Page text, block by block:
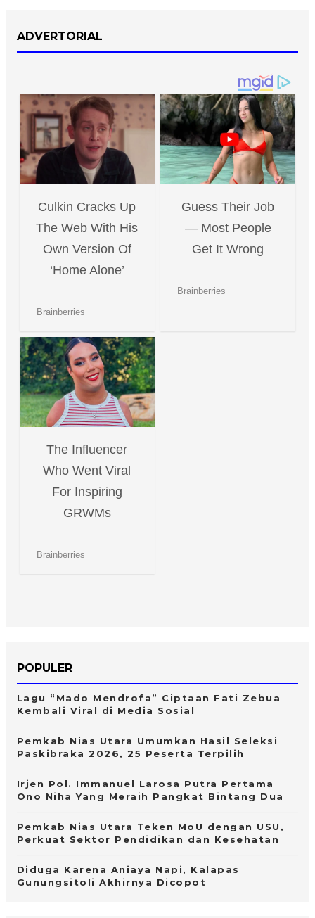
ADVERTORIAL
POPULER
Lagu “Mado Mendrofa” Ciptaan Fati Zebua
Kembali Viral di Media Sosial
Pemkab Nias Utara Umumkan Hasil Seleksi
Paskibraka 2026, 25 Peserta Terpilih
Irjen Pol. Immanuel Larosa Putra Pertama
Ono Niha Yang Meraih Pangkat Bintang Dua
Pemkab Nias Utara Teken MoU dengan USU,
Perkuat Sektor Pendidikan dan Kesehatan
Diduga Karena Aniaya Napi, Kalapas
Gunungsitoli Akhirnya Dicopot